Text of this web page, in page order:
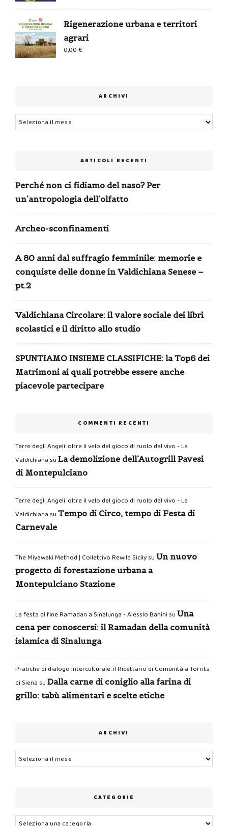
Rigenerazione urbana e territori
agrari
0,00€
ARCHIVI
Archivi
ARTICOLI RECENTI
Perché non ci fidiamo del naso? Per
un’antropologia dell’olfatto
Archeo-sconfinamenti
A 80 anni dal suffragio femminile: memorie e
conquiste delle donne in Valdichiana Senese –
pt.2
Valdichiana Circolare: il valore sociale dei libri
scolastici e il diritto allo studio
SPUNTIAMO INSIEME CLASSIFICHE: la Top6 dei
Matrimoni ai quali potrebbe essere anche
piacevole partecipare
COMMENTI RECENTI
Terre degli Angeli: oltre il velo del gioco di ruolo dal vivo - La
Valdichiana su La demolizione dell’Autogrill Pavesi
di Montepulciano
Terre degli Angeli: oltre il velo del gioco di ruolo dal vivo - La
Valdichiana su Tempo di Circo, tempo di Festa di
Carnevale
The Miyawaki Method | Collettivo Rewild Sicilysu Un nuovo
progetto di forestazione urbana a
Montepulciano Stazione
La festa di fine Ramadan a Sinalunga - Alessio Banini su Una
cena per conoscersi: il Ramadan della comunità
islamica di Sinalunga
Pratiche di dialogo interculturale: il Ricettario di Comunità a Torrita
di Siena su Dalla carne di coniglio alla farina di
grillo: tabù alimentari e scelte etiche
ARCHIVI
Archivi
CATEGORIE
Categorie